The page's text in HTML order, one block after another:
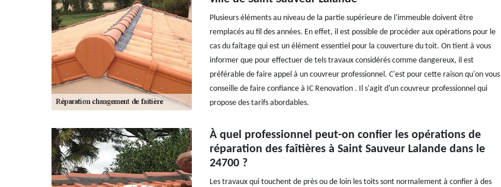
Plusieurs éléments au niveau de la partie supérieure de l'immeuble doivent être
remplacés au fil des années. En effet, il est possible de procéder aux opérations pour le
cas du faîtage qui est un élément essentiel pour la couverture du toit. On tient à vous
informer que pour effectuer de tels travaux considérés comme dangereux, il est
préférable de faire appel à un couvreur professionnel. C'est pour cette raison qu'on vous
conseille de faire confiance à IC Renovation . Il s'agit d'un couvreur professionnel qui
propose des tarifs abordables.
À quel professionnel peut-on confier les opérations de
réparation des faîtières à Saint Sauveur Lalande dans le
24700 ?
Les travaux qui touchent de près ou de loin les toits sont normalement à confier à des